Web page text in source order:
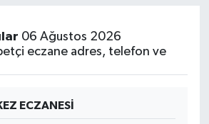
06 Ağustos 2026
eczane adres, telefon ve
ECZANESİ